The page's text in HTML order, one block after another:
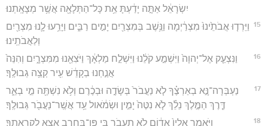
יִשְׂרָאֵ֔ל אַתָּ֣ה יָדַ֔עְתָּ אֵ֥ת כָּל־הַתְּלָאָ֖ה אֲשֶׁ֥ר מְצָאָֽתְנוּ׃
15
וַיֵּרְד֤וּ אֲבֹתֵ֙ינוּ֙ מִצְרַ֔יְמָה וַנֵּ֥שֶׁב בְּמִצְרַ֖יִם יָמִ֣ים רַבִּ֑ים וַיָּרֵ֥עוּ לָ֛נוּ מִצְרַ֖יִם
וְלַאֲבֹתֵֽינוּ׃
16
וַנִּצְעַ֤ק אֶל־יְהוָה֙ וַיִּשְׁמַ֣ע קֹלֵ֔נוּ וַיִּשְׁלַ֣ח מַלְאָ֔ךְ וַיֹּצִאֵ֖נוּ מִמִּצְרָ֑יִם וְהִנֵּה֙
אֲנַ֣חְנוּ בְקָדֵ֔שׁ עִ֖יר קְצֵ֥ה גְבוּלֶֽךָ׃
17
נַעְבְּרָה־נָּ֣א בְאַרְצֶ֗ךָ לֹ֤א נַעֲבֹר֙ בְּשָׂדֶ֣ה וּבְכֶ֔רֶם וְלֹ֥א נִשְׁתֶּ֖ה מֵ֣י בְאֵ֑ר
דֶּ֧רֶךְ הַמֶּ֣לֶךְ נֵלֵ֗ךְ לֹ֤א נִטֶּה֙ יָמִ֣ין וּשְׂמֹ֔אול עַ֥ד אֲשֶֽׁר־נַעֲבֹ֖ר גְּבוּלֶֽךָ׃
18 וַיֹּ֤אמֶר אֵלָיו֙ אֱד֔וֹם לֹ֥א תַעֲבֹ֖ר בִּ֑י פֶּן־בַּחֶ֖רֶב אֵצֵ֥א לִקְרָאתֶֽךָ׃